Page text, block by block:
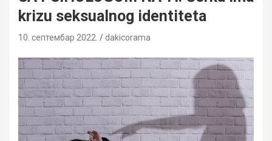
krizu seksualnog identiteta
10. септембар 2022. dakicorama